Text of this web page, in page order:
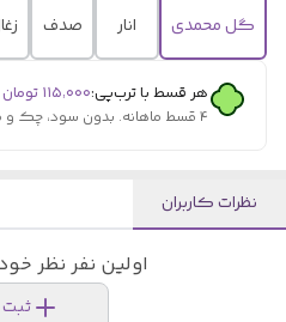
گل محمدی انار صدف
هر قسط با ترب‌پی:۱۱۵٬۰۰۰ تومان
۴ قسط ماهانه. بدون سود، چک و ضامن.
نظرات کاربران
اولین نفر نظر
ثبت